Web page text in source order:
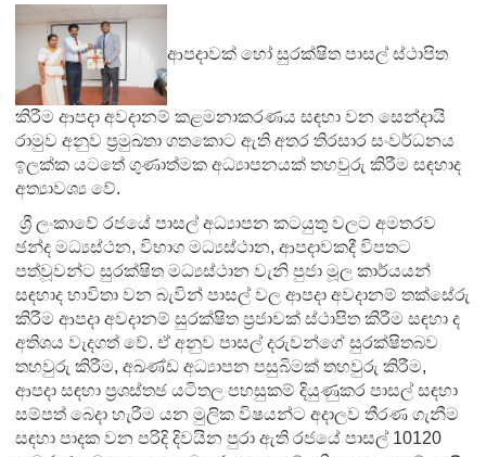
ආපදාවක් හෝ සුරක්ෂිත පාසල් ස්ථාපිත
කිරීම ආපදා අවදානම් කළමනාකරණය සඳහා වන සෙන්දායි
රාමුව අනුව ප්‍රමුඛතා ගතකොට ඇති අතර තිරසාර සංවර්ධනය
ඉලක්ක යටතේ ගුණාත්මක අධ්‍යාපනයක් තහවුරු කිරීම සඳහාද
අත්‍යාවශ්‍ය වේ.
ශ්‍රී ලංකාවේ රජයේ පාසල් අධ්‍යාපන කටයුතු වලට අමතරව
ඡන්ද මධ්‍යස්ථන, විභාග මධ්‍යස්ථාන, ආපදාවකදී විපතට
පත්වූවන්ට සුරක්ෂිත මධ්‍යස්ථාන වැනි පුජා මූල කාර්යයන්
සඳහාද භාවිතා වන බැවින් පාසල් වල ආපදා අවදානම් තක්සේරු
කිරීම ආපදා අවදානම් සුරක්ෂිත ප්‍රජාවක් ස්ථාපිත කිරීම සඳහා ද
අතිශය වැදගත් වේ. ඒ අනුව පාසල් දරුවන්ගේ සුරක්ෂිතබව
තහවුරු කිරීම, අඛණ්ඩ අධ්‍යාපන පසුබිමක් තහවුරු කිරීම,
ආපදා සඳහා ප්‍රශස්තඡ යටිතල පහසුකම් දියුණුකර පාසල් සඳහා
සම්පත් බෙදා හැරීම යන මුලික විෂයන්ට අදාලව තීරණ ගැනීම
සඳහා පාදක වන පරිදි දිවයින පුරා ඇති රජයේ පාසල් 10120